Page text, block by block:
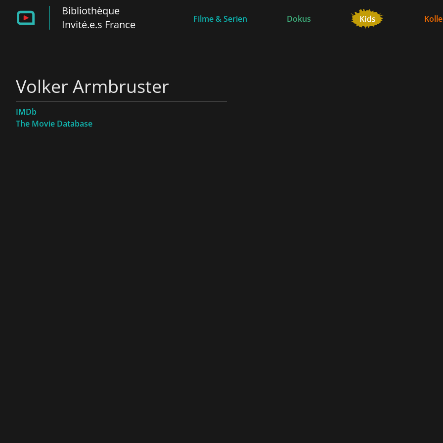
Bibliothèque
Invité.e.s France
Filme & Serien Dokus
Volker Armbruster
IMDb
The Movie Database